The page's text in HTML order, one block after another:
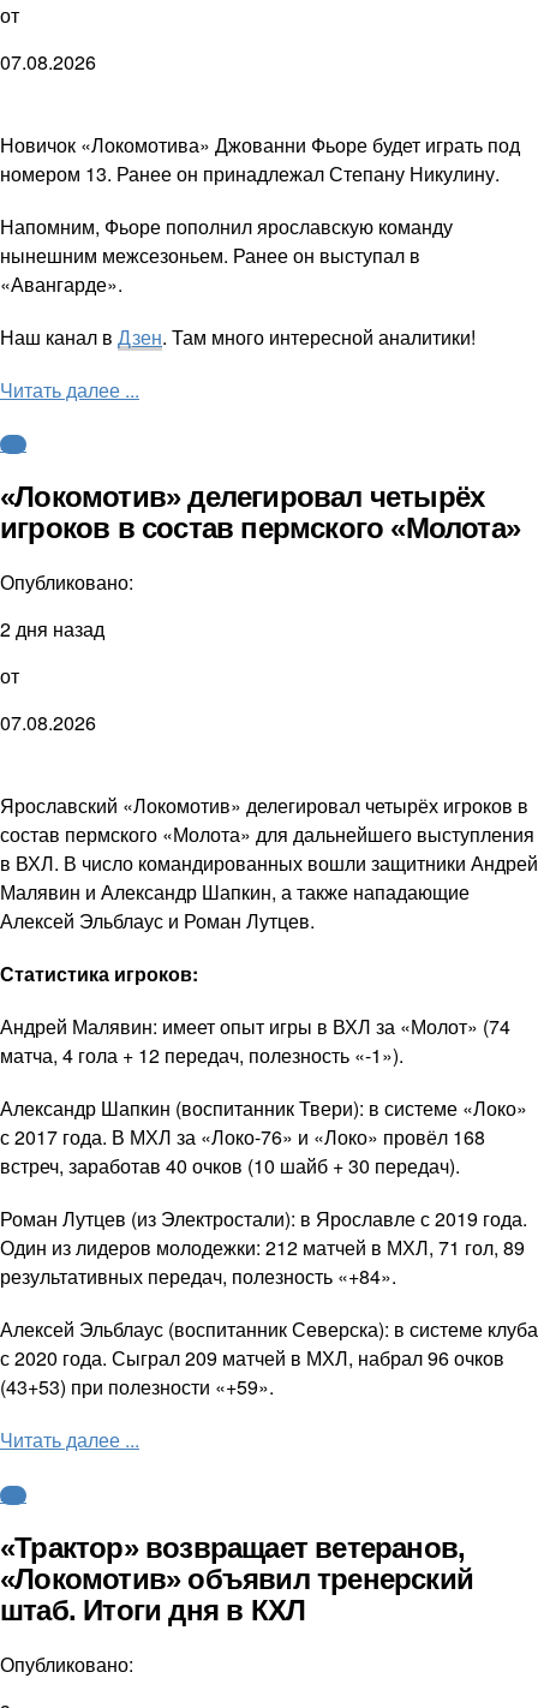
от
07.08.2026
Новичок «Локомотива» Джованни Фьоре будет играть под
номером 13. Ранее он принадлежал Степану Никулину.
Напомним, Фьоре пополнил ярославскую команду
нынешним межсезоньем. Ранее он выступал в
«Авангарде».
Наш канал в Дзен. Там много интересной аналитики!
Читать далее ...
КХЛ
«Локомотив» делегировал четырёх
игроков в состав пермского «Молота»
Опубликовано:
2 дня назад
от
07.08.2026
Ярославский «Локомотив» делегировал четырёх игроков в
состав пермского «Молота» для дальнейшего выступления
в ВХЛ. В число командированных вошли защитники Андрей
Малявин и Александр Шапкин, а также нападающие
Алексей Эльблаус и Роман Лутцев.
Статистика игроков:
Андрей Малявин: имеет опыт игры в ВХЛ за «Молот» (74
матча, 4 гола + 12 передач, полезность «-1»).
Александр Шапкин (воспитанник Твери): в системе «Локо»
с 2017 года. В МХЛ за «Локо-76» и «Локо» провёл 168
встреч, заработав 40 очков (10 шайб + 30 передач).
Роман Лутцев (из Электростали): в Ярославле с 2019 года.
Один из лидеров молодежки: 212 матчей в МХЛ, 71 гол, 89
результативных передач, полезность «+84».
Алексей Эльблаус (воспитанник Северска): в системе клуба
с 2020 года. Сыграл 209 матчей в МХЛ, набрал 96 очков
(43+53) при полезности «+59».
Читать далее ...
КХЛ
«Трактор» возвращает ветеранов,
«Локомотив» объявил тренерский
штаб. Итоги дня в КХЛ
Опубликовано: